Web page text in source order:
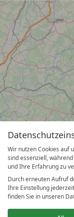
Wir nutzen Cookies auf
sind essenziell,
und Ihre Erfahrung zu
Durch erneuten Aufruf
Ihre Einstellung
finden Sie in unseren